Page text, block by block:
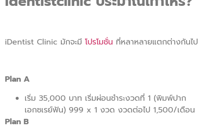
iDentist Clinic มักจะมี โปรโมชั่น ที่หลาหลายแตกต่างกันไป
Plan A
เริ่ม 35,000 บาท เริ่มผ่อนชำระงวดที่ 1 (พิมพ์ปาก
เอกซเรย์ฟัน) 999 x 1 งวด งวดต่อไป 1,500/เดือน
Plan B